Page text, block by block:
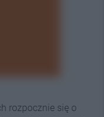
rozpocznie się o